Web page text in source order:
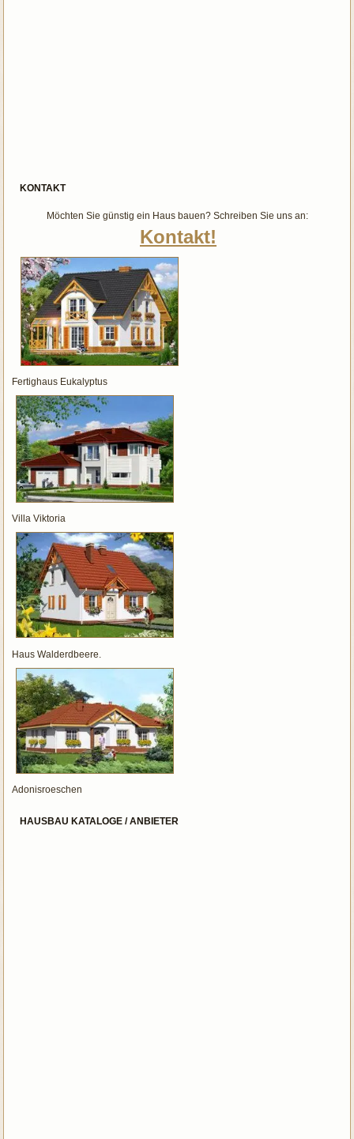
KONTAKT
Möchten Sie günstig ein Haus bauen? Schreiben Sie uns an:
Kontakt!
Fertighaus Eukalyptus
Villa Viktoria
Haus Walderdbeere.
Adonisroeschen
HAUSBAU KATALOGE / ANBIETER